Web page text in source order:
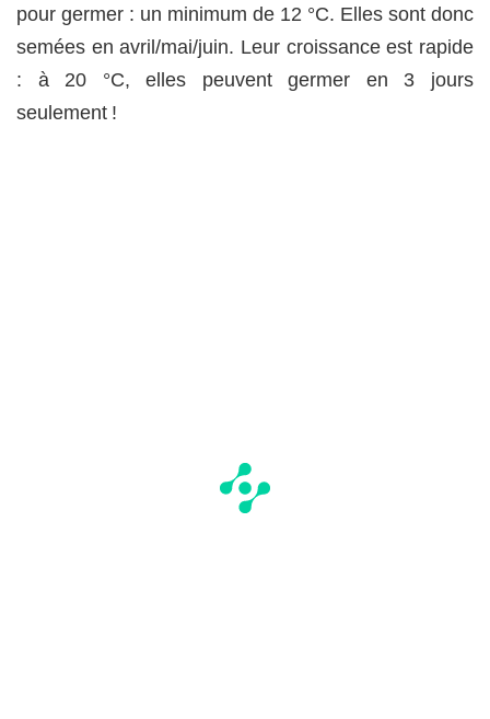
pour germer : un minimum de 12 °C. Elles sont donc
semées en avril/mai/juin. Leur croissance est rapide
: à 20 °C, elles peuvent germer en 3 jours
seulement !